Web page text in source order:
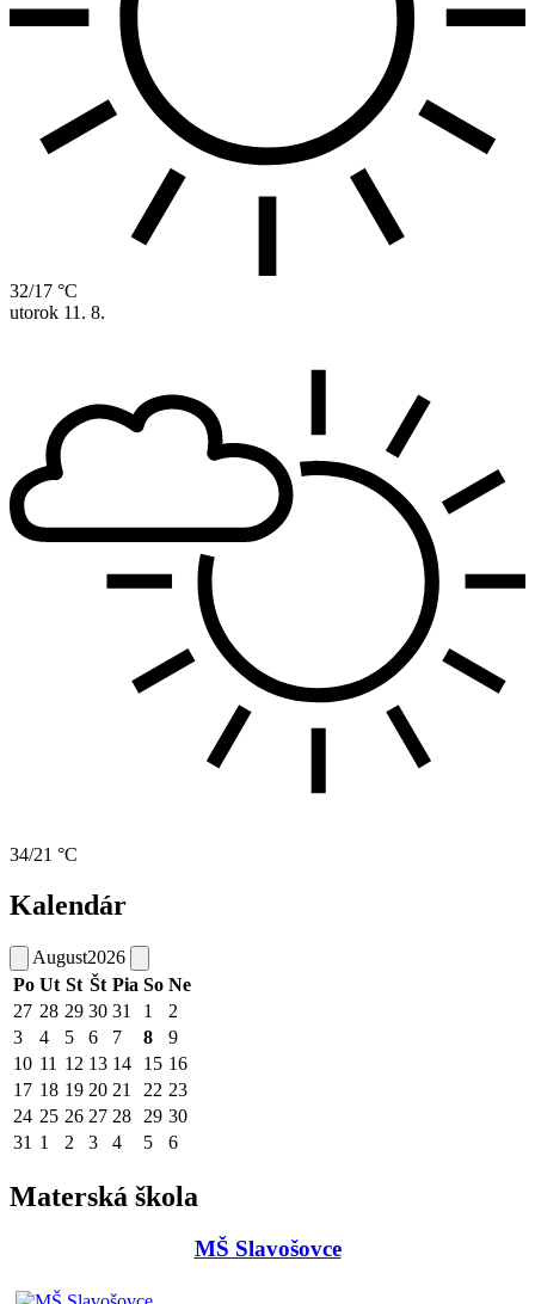
32/17 °C
utorok 11. 8.
34/21 °C
Kalendár
August2026
Po Ut St Št Pia So Ne
27 28 29 30 31 1
2
3
4 5 6 7 8
9
10 11 12 13 14 15 16
17 18 19 20 21 22 23
24 25 26 27 28 29 30
31 1 2 3 4 5 6
Materská škola
MŠ Slavošovce